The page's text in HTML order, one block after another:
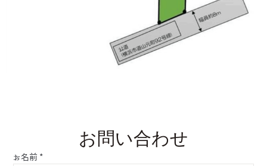
お問い合わせ
お名前 *